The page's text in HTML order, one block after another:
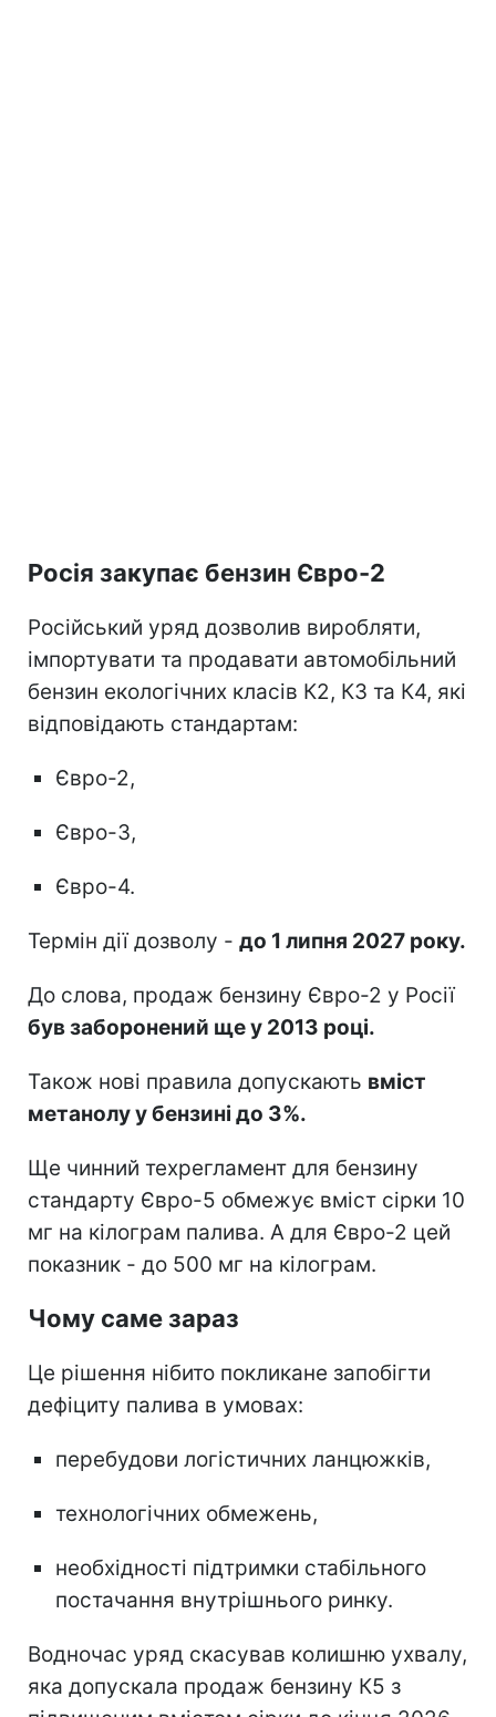
Росія закупає бензин Євро-2
Російський уряд дозволив виробляти,
імпортувати та продавати автомобільний
бензин екологічних класів К2, К3 та К4, які
відповідають стандартам:
Євро-2,
Євро-3,
Євро-4.
Термін дії дозволу - до 1 липня 2027 року.
До слова, продаж бензину Євро-2 у Росії
був заборонений ще у 2013 році.
Також нові правила допускають вміст
метанолу у бензині до 3%.
Ще чинний техрегламент для бензину
стандарту Євро-5 обмежує вміст сірки 10
мг на кілограм палива. А для Євро-2 цей
показник - до 500 мг на кілограм.
Чому саме зараз
Це рішення нібито покликане запобігти
дефіциту палива в умовах:
перебудови логістичних ланцюжків,
технологічних обмежень,
необхідності підтримки стабільного
постачання внутрішнього ринку.
Водночас уряд скасував колишню ухвалу,
яка допускала продаж бензину К5 з